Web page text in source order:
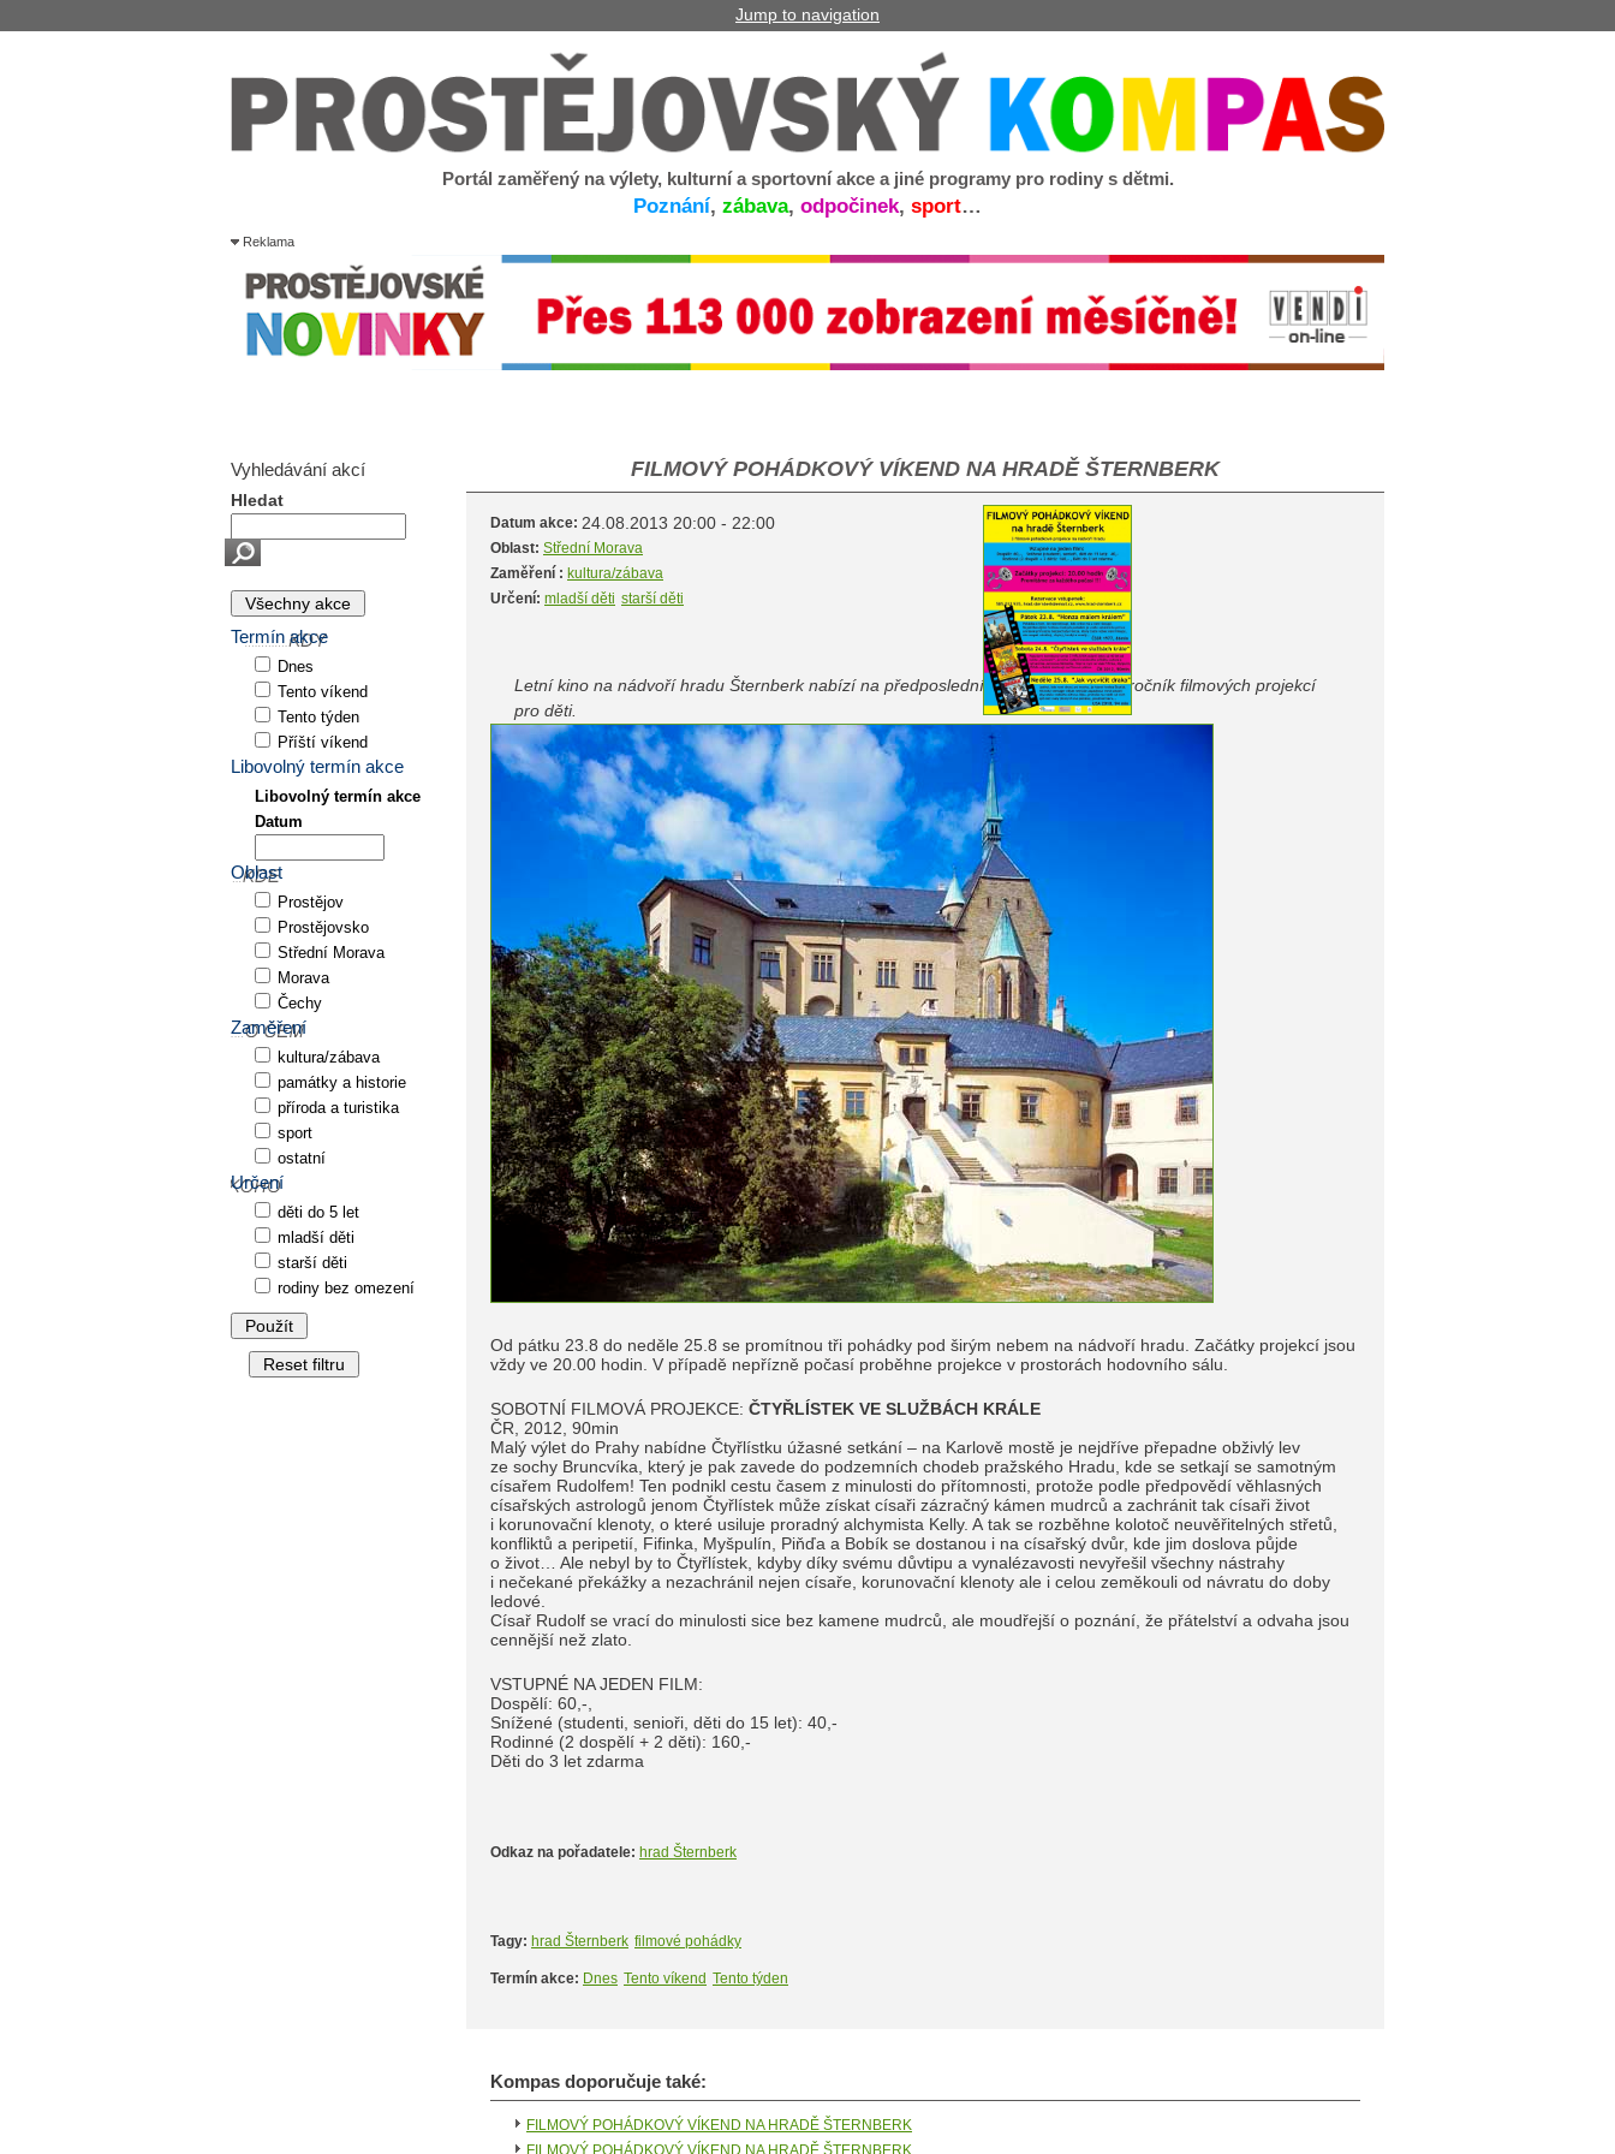
Jump to navigation
Portál zaměřený na výlety, kulturní a sportovní akce a jiné programy pro rodiny s dětmi.
Poznání, zábava, odpočinek, sport…
Reklama
FILMOVÝ POHÁDKOVÝ VÍKEND NA HRADĚ ŠTERNBERK
Datum akce: 24.08.2013 20:00 - 22:00
Oblast: Střední Morava
Zaměření : kultura/zábava
Určení: mladší děti starší děti
Letní kino na nádvoří hradu Šternberk nabízí na předposlední srpnový víkend 3. ročník filmových projekcí
pro děti.
Od pátku 23.8 do neděle 25.8 se promítnou tři pohádky pod širým nebem na nádvoří hradu. Začátky projekcí jsou
vždy ve 20.00 hodin. V případě nepřízně počasí proběhne projekce v prostorách hodovního sálu.
SOBOTNÍ FILMOVÁ PROJEKCE: ČTYŘLÍSTEK VE SLUŽBÁCH KRÁLE
ČR, 2012, 90min
Malý výlet do Prahy nabídne Čtyřlístku úžasné setkání – na Karlově mostě je nejdříve přepadne obživlý lev
ze sochy Bruncvíka, který je pak zavede do podzemních chodeb pražského Hradu, kde se setkají se samotným
císařem Rudolfem! Ten podnikl cestu časem z minulosti do přítomnosti, protože podle předpovědí věhlasných
císařských astrologů jenom Čtyřlístek může získat císaři zázračný kámen mudrců a zachránit tak císaři život
i korunovační klenoty, o které usiluje proradný alchymista Kelly. A tak se rozběhne kolotoč neuvěřitelných střetů,
konfliktů a peripetií, Fifinka, Myšpulín, Piňďa a Bobík se dostanou i na císařský dvůr, kde jim doslova půjde
o život… Ale nebyl by to Čtyřlístek, kdyby díky svému důvtipu a vynalézavosti nevyřešil všechny nástrahy
i nečekané překážky a nezachránil nejen císaře, korunovační klenoty ale i celou zeměkouli od návratu do doby
ledové.
Císař Rudolf se vrací do minulosti sice bez kamene mudrců, ale moudřejší o poznání, že přátelství a odvaha jsou
cennější než zlato.
VSTUPNÉ NA JEDEN FILM:
Dospělí: 60,-,
Snížené (studenti, senioři, děti do 15 let): 40,-
Rodinné (2 dospělí + 2 děti): 160,-
Děti do 3 let zdarma
Odkaz na pořadatele: hrad Šternberk
Tagy: hrad Šternberk filmové pohádky
Termín akce: Dnes Tento víkend Tento týden
Kompas doporučuje také:
FILMOVÝ POHÁDKOVÝ VÍKEND NA HRADĚ ŠTERNBERK
Vyhledávání akcí
Hledat
Termín akce
Dnes
Tento víkend
Tento týden
Příští víkend
Libovolný termín akce
Libovolný termín akce
Datum
Oblast
Prostějov
Prostějovsko
Střední Morava
Morava
Čechy
Zaměření
kultura/zábava
památky a historie
příroda a turistika
sport
ostatní
Určení
děti do 5 let
mladší děti
starší děti
rodiny bez omezení